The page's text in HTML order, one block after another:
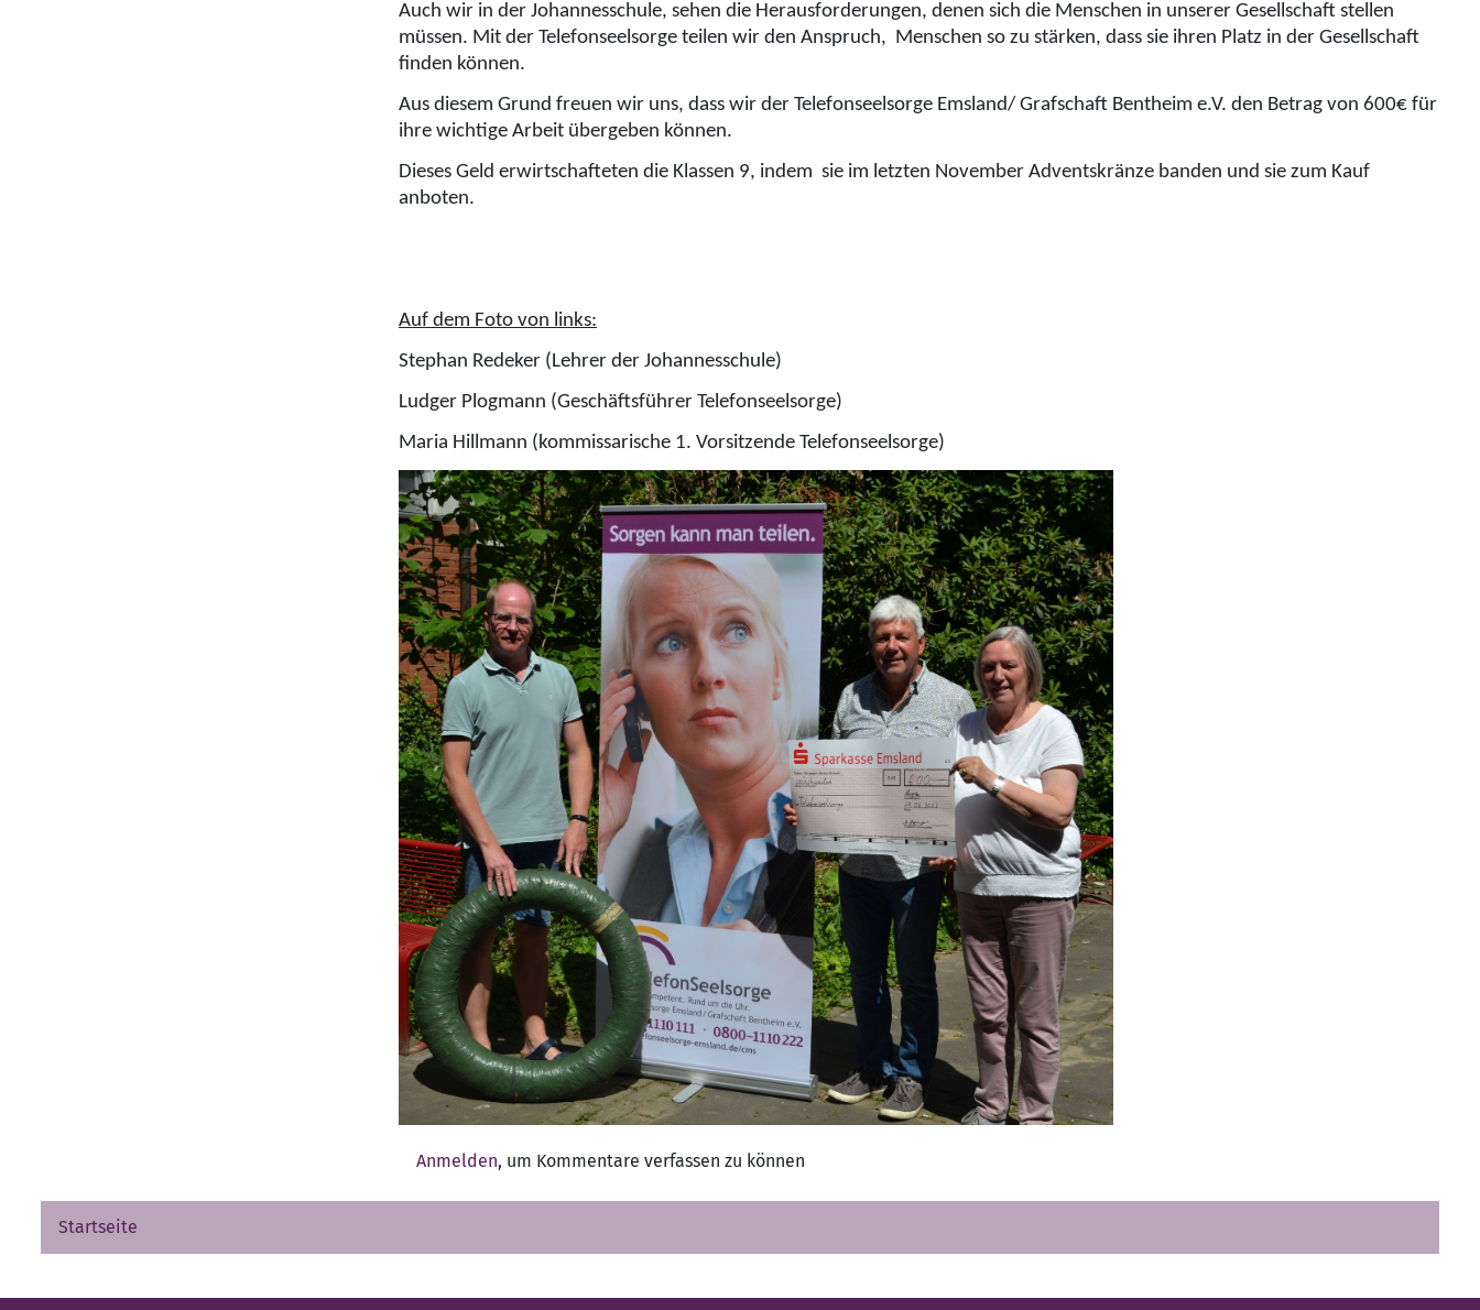
Auch wir in der Johannesschule, sehen die Herausforderungen, denen sich die Menschen in unserer Gesellschaft stellen
müssen. Mit der Telefonseelsorge teilen wir den Anspruch, Menschen so zu stärken, dass sie ihren Platz in der Gesellschaft
finden können.
Aus diesem Grund freuen wir uns, dass wir der Telefonseelsorge Emsland/ Grafschaft Bentheim e.V. den Betrag von 600€ für
ihre wichtige Arbeit übergeben können.
Dieses Geld erwirtschafteten die Klassen 9, indem sie im letzten November Adventskränze banden und sie zum Kauf
anboten.
Auf dem Foto von links:
Stephan Redeker (Lehrer der Johannesschule)
Ludger Plogmann (Geschäftsführer Telefonseelsorge)
Maria Hillmann (kommissarische 1. Vorsitzende Telefonseelsorge)
Anmelden, um Kommentare verfassen zu können
Startseite